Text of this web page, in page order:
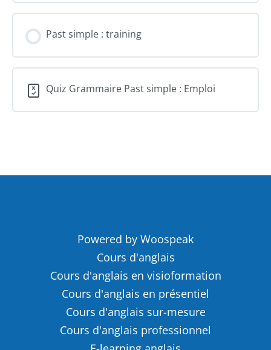
:
To
Past simple : training
Quiz Grammaire Past simple : Emploi
Powered by Woospeak
Cours d'anglais
Cours d'anglais en visioformation
Cours d'anglais en présentiel
Cours d'anglais sur-mesure
Cours d'anglais professionnel